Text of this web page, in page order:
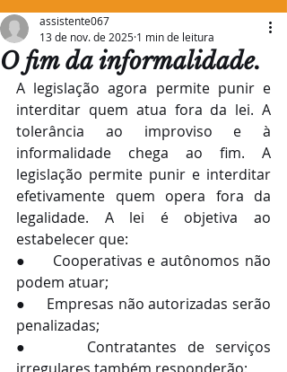
O fim da informalidade.
assistente067
13 de nov. de 2025 1 min de leitura
A legislação agora permite punir e
interditar quem atua fora da lei. A
tolerância ao improviso e à
informalidade chega ao fim. A
legislação permite punir e interditar
efetivamente quem opera fora da
legalidade. A lei é objetiva ao
estabelecer que:
●     Cooperativas e autônomos não
podem atuar;
●     Empresas não autorizadas serão
penalizadas;
●     Contratantes de serviços